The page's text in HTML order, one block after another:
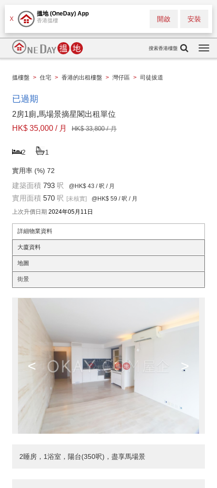
X
搵地 (OneDay) App
香港搵樓 安裝
開啟
搜索香港樓盤
搵樓盤 > 住宅 > 香港的出租樓盤 > 灣仔區 > 司徒拔道
已過期
2房1廁,馬場景摘星閣出租單位
HK$ 35,000 / 月
HK$ 33,800 / 月
2 1
實用率 (%) 72
建築面積 793 呎 @HK$ 43 / 呎 / 月
實用面積 570 呎 [未核實] @HK$ 59 / 呎 / 月
上次升價日期 2024年05月11日
詳細物業資料
大廈資料
地圖
街景
< >
2睡房，1浴室，陽台(350呎)，盡享馬場景